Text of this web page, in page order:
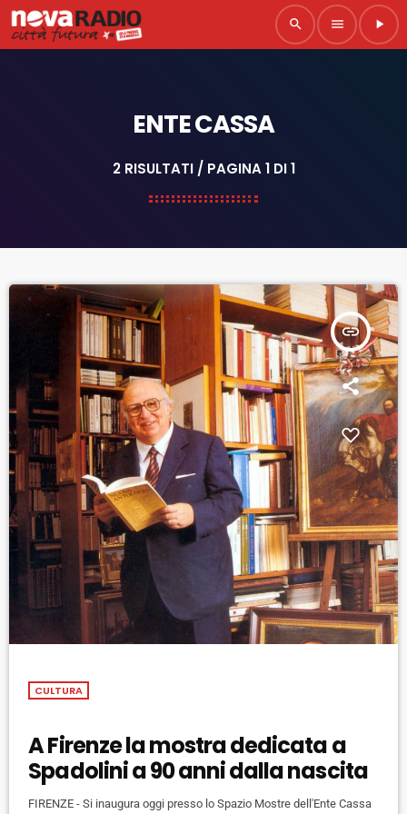
search menu play_arrow
ENTE CASSA
2 RISULTATI / PAGINA 1 DI 1
insert_link
CULTURA
A Firenze la mostra dedicata a
Spadolini a 90 anni dalla nascita
FIRENZE - Si inaugura oggi presso lo Spazio Mostre dell'Ente Cassa